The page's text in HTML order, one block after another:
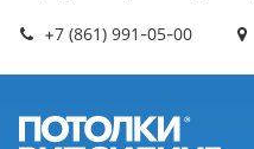
+7 (861) 991-05-00